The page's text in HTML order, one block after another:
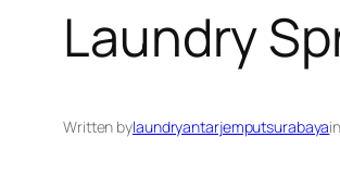
Laundry
Written bylaundryantarjemputsurabayain